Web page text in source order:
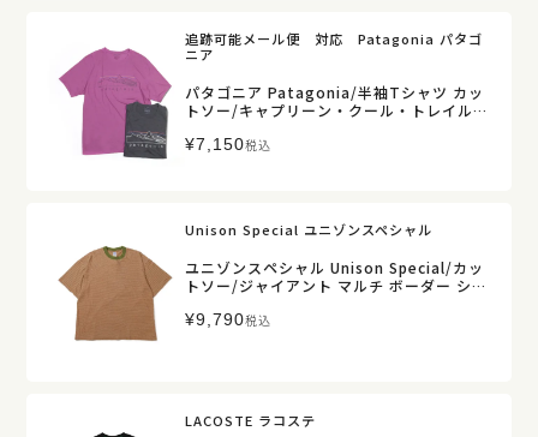
追跡可能メール便 対応 Patagonia パタゴ
ニア
パタゴニア Patagonia/半袖Tシャツ カッ
トソー/キャプリーン・クール・トレイル・
ズ【正規取扱】販売店舗限定
¥7,150税込
Unison Special ユニゾンスペシャル
ユニゾンスペシャル Unison Special/カッ
トソー/ジャイアント マルチ ボーダー ショ
ンズ【正規取扱】
¥9,790税込
LACOSTE ラコステ